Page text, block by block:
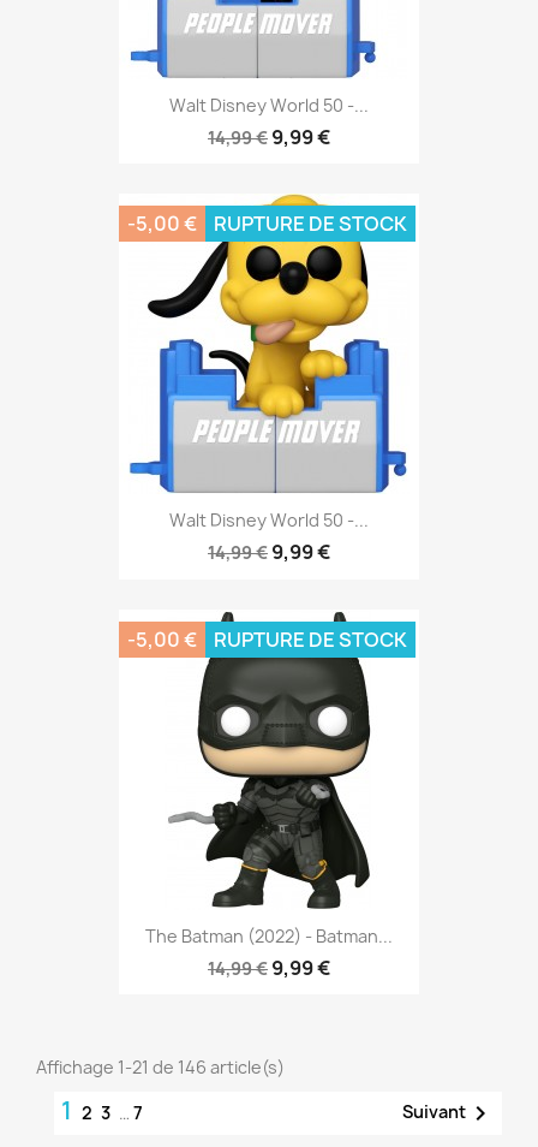
Walt Disney World 50 -...
14,99 € 9,99 €
Walt Disney World 50 -...
14,99 € 9,99 €
-5,00 € RUPTURE DE STOCK
The Batman (2022) - Batman...
14,99 € 9,99 €
-5,00 € RUPTURE DE STOCK
Affichage 1-21 de 146 article(s)
1 2 3 … 7 Suivant 